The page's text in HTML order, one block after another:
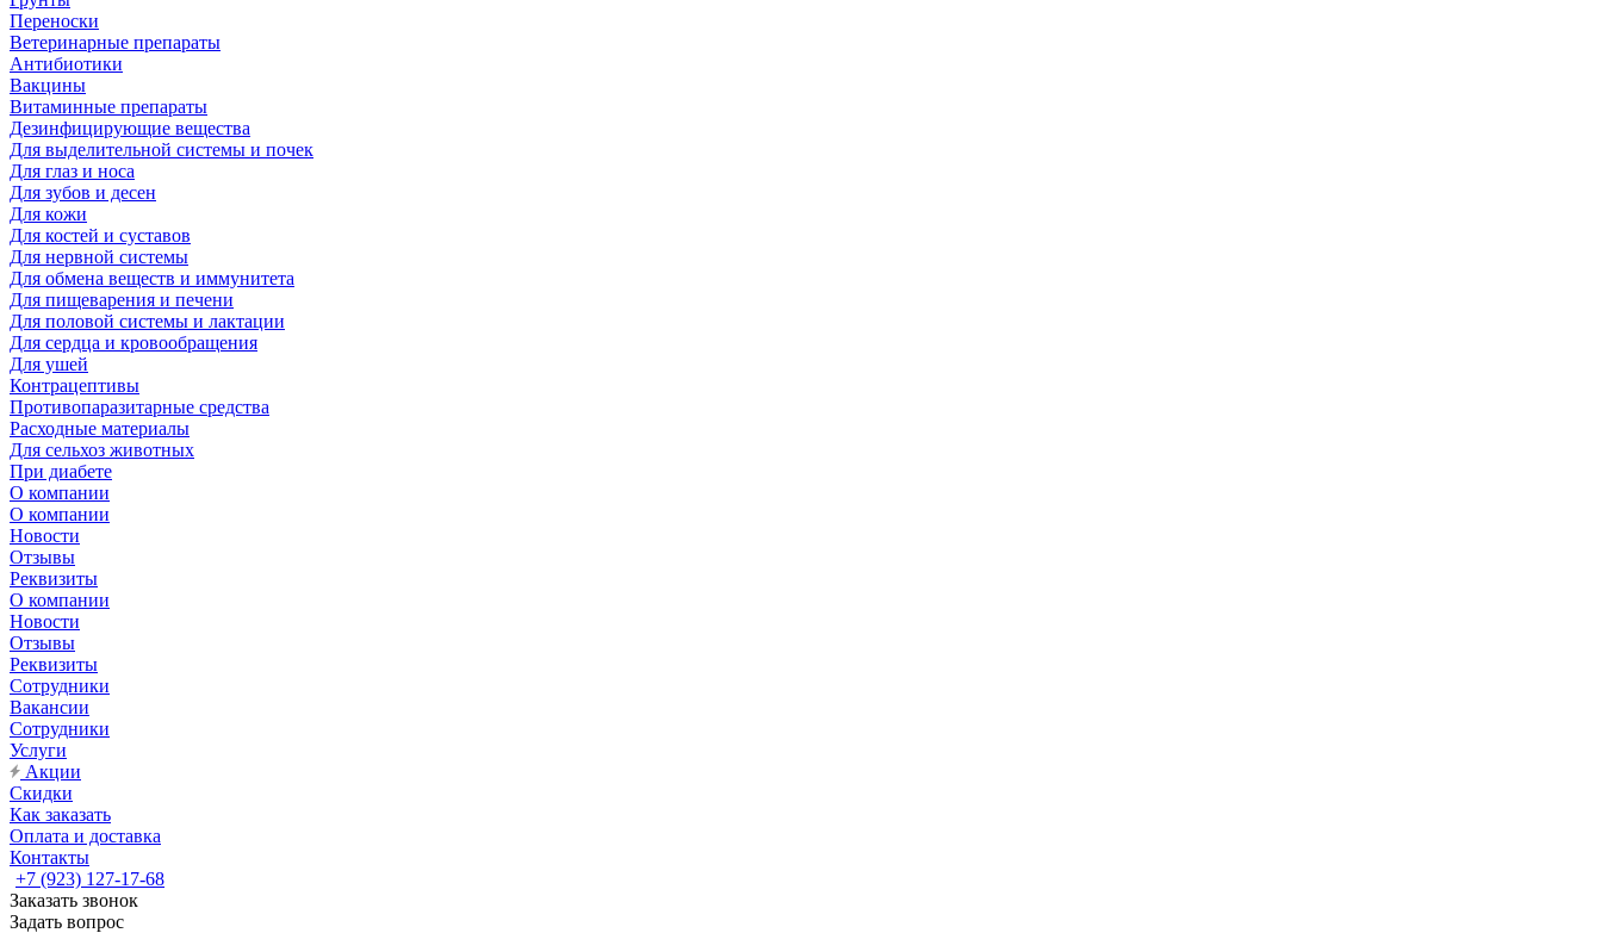
Переноски
Ветеринарные препараты
Антибиотики
Вакцины
Витаминные препараты
Дезинфицирующие вещества
Для выделительной системы и почек
Для глаз и носа
Для зубов и десен
Для кожи
Для костей и суставов
Для нервной системы
Для обмена веществ и иммунитета
Для пищеварения и печени
Для половой системы и лактации
Для сердца и кровообращения
Для ушей
Контрацептивы
Противопаразитарные средства
Расходные материалы
Для сельхоз животных
При диабете
О компании
О компании
Новости
Отзывы
Реквизиты
О компании
Новости
Отзывы
Реквизиты
Сотрудники
Вакансии
Сотрудники
Услуги
Акции
Скидки
Как заказать
Оплата и доставка
Контакты
+7 (923) 127-17-68
Заказать звонок
Задать вопрос